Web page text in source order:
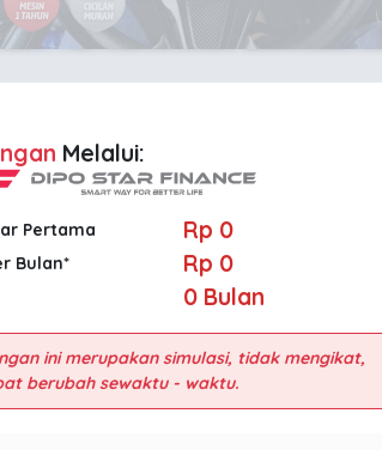
Melalui:
Pertama Rp 0
Bulan* Rp 0
0Bulan
ini merupakan simulasi, tidak mengikat,